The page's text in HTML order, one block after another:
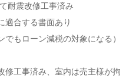
耐震改修工事済み
適合する書面あり
でもローン減税の対象になる）
修工事済み、室内は売主様が拘